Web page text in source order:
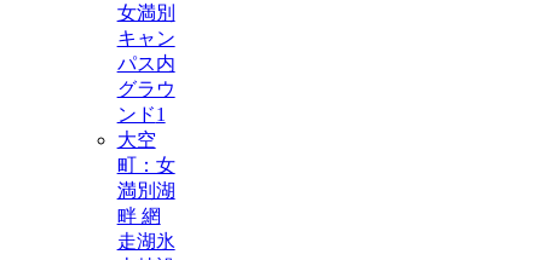
女満別
キャン
パス内
グラウ
ンド1
大空
町：女
満別湖
畔 網
走湖氷